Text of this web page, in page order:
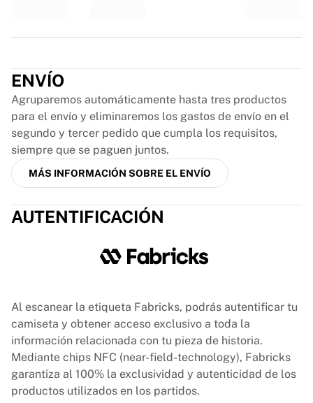
ENVÍO
Agruparemos automáticamente hasta tres productos
para el envío y eliminaremos los gastos de envío en el
segundo y tercer pedido que cumpla los requisitos,
siempre que se paguen juntos.
MÁS INFORMACIÓN SOBRE EL ENVÍO
AUTENTIFICACIÓN
Al escanear la etiqueta Fabricks, podrás autentificar tu
camiseta y obtener acceso exclusivo a toda la
información relacionada con tu pieza de historia.
Mediante chips NFC (near-field-technology), Fabricks
garantiza al 100% la exclusividad y autenticidad de los
productos utilizados en los partidos.